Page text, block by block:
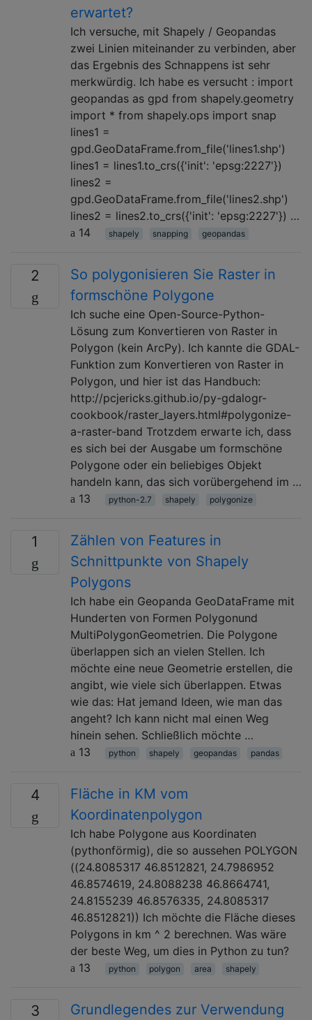
erwartet?
Ich versuche, mit Shapely / Geopandas
zwei Linien miteinander zu verbinden, aber
das Ergebnis des Schnappens ist sehr
merkwürdig. Ich habe es versucht : import
geopandas as gpd from shapely.geometry
import * from shapely.ops import snap
lines1 =
gpd.GeoDataFrame.from_file('lines1.shp')
lines1 = lines1.to_crs({'init': 'epsg:2227'})
lines2 =
gpd.GeoDataFrame.from_file('lines2.shp')
lines2 = lines2.to_crs({'init': 'epsg:2227'}) …
14
shapely snapping geopandas
2
So polygonisieren Sie Raster in
formschöne Polygone
Ich suche eine Open-Source-Python-
Lösung zum Konvertieren von Raster in
Polygon (kein ArcPy). Ich kannte die GDAL-
Funktion zum Konvertieren von Raster in
Polygon, und hier ist das Handbuch:
http://pcjericks.github.io/py-gdalogr-
cookbook/raster_layers.html#polygonize-
a-raster-band Trotzdem erwarte ich, dass
es sich bei der Ausgabe um formschöne
Polygone oder ein beliebiges Objekt
handeln kann, das sich vorübergehend im …
13
python-2.7 shapely polygonize
1
Zählen von Features in
Schnittpunkte von Shapely
Polygons
Ich habe ein Geopanda GeoDataFrame mit
Hunderten von Formen Polygonund
MultiPolygonGeometrien. Die Polygone
überlappen sich an vielen Stellen. Ich
möchte eine neue Geometrie erstellen, die
angibt, wie viele sich überlappen. Etwas
wie das: Hat jemand Ideen, wie man das
angeht? Ich kann nicht mal einen Weg
hinein sehen. Schließlich möchte …
13
python shapely geopandas pandas
4
Fläche in KM vom
Koordinatenpolygon
Ich habe Polygone aus Koordinaten
(pythonförmig), die so aussehen POLYGON
((24.8085317 46.8512821, 24.7986952
46.8574619, 24.8088238 46.8664741,
24.8155239 46.8576335, 24.8085317
46.8512821)) Ich möchte die Fläche dieses
Polygons in km ^ 2 berechnen. Was wäre
der beste Weg, um dies in Python zu tun?
13
python polygon area shapely
3
Grundlegendes zur Verwendung